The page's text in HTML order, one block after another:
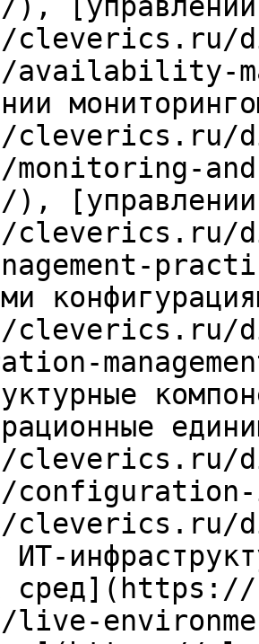
cleverics.ru/
availability-
cleverics.ru/
[управлении
cleverics.ru/
cleverics.ru/
cleverics.ru/
live-